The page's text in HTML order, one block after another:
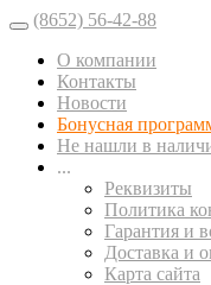
(8652) 56-42-88
О компании
Контакты
Новости
Бонусная
Не нашли в
...
Реквизиты
Политика
Гарантия и
Доставка и
Карта сайта